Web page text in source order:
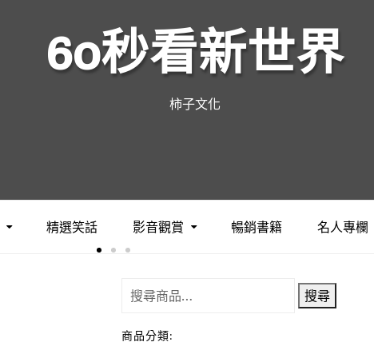
60秒看新世界
柿子文化
精選笑話 影音觀賞 暢銷書籍 名人專欄
搜尋
商品分類: